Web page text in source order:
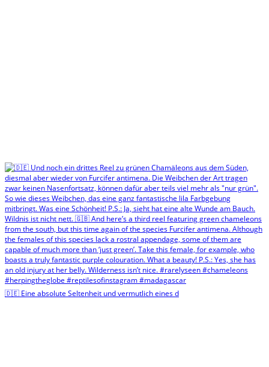
🇩🇪 Eine absolute Seltenheit und vermutlich eines d